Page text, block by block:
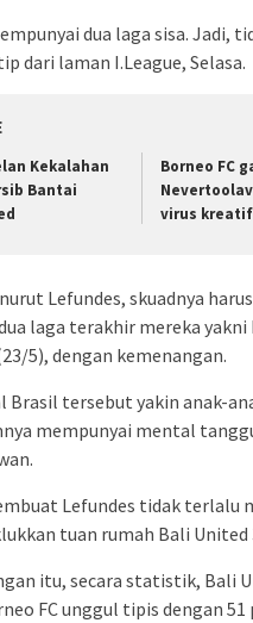
dua laga sisa. Jadi,
dari laman I.League, Selasa.
Kekalahan
Bantai
Borneo FC
virus
Lefundes, skuadnya
laga terakhir mereka
5), dengan kemenangan.
Brasil tersebut yakin anak-
mempunyai mental
Lefundes tidak terlalu
tuan rumah Bali United
itu, secara statistik, Bali
FC unggul tipis dengan 51